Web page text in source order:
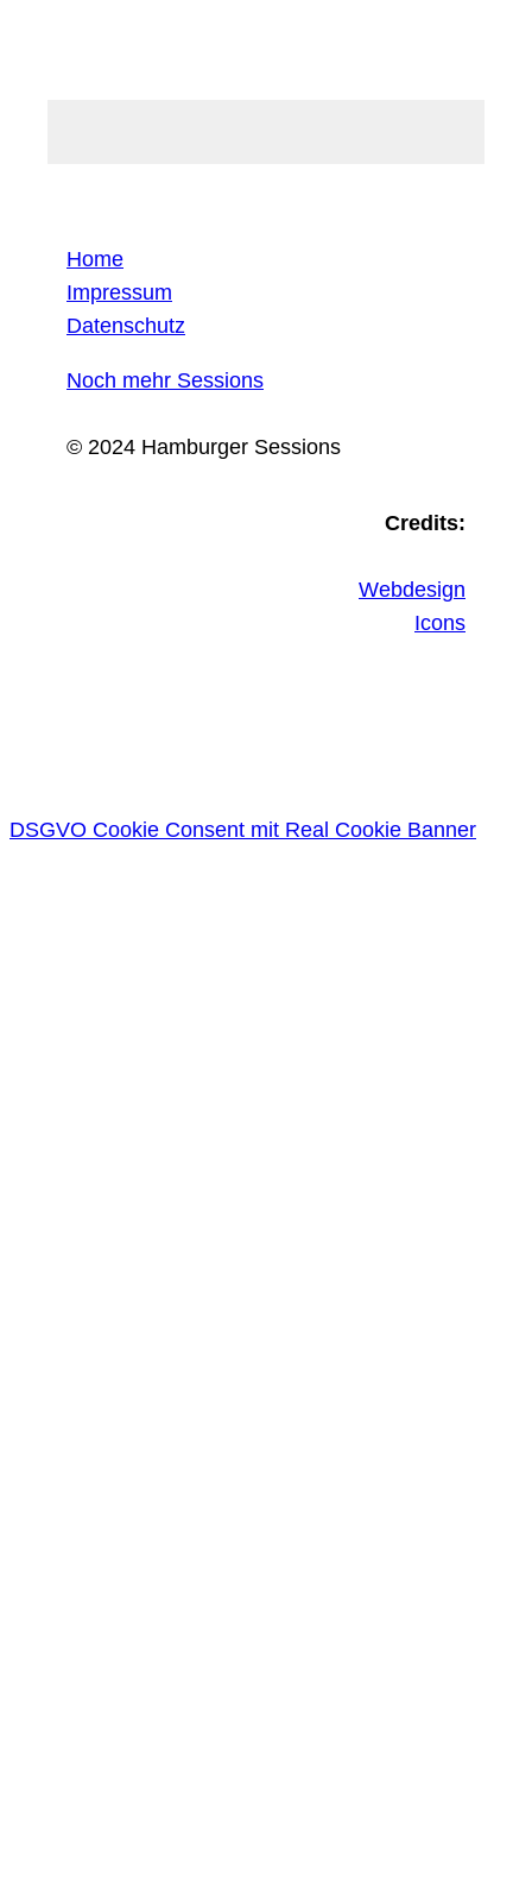
Home
Impressum
Datenschutz
Noch mehr Sessions
© 2024 Hamburger Sessions
Credits:
Webdesign
Icons
DSGVO Cookie Consent mit Real Cookie Banner